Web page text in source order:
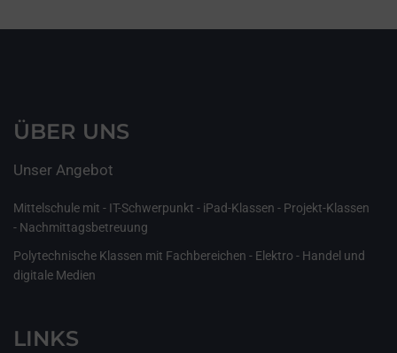
ÜBER UNS
Unser Angebot
Mittelschule mit - IT-Schwerpunkt - iPad-Klassen - Projekt-Klassen
- Nachmittagsbetreuung
Polytechnische Klassen mit Fachbereichen - Elektro - Handel und
digitale Medien
LINKS